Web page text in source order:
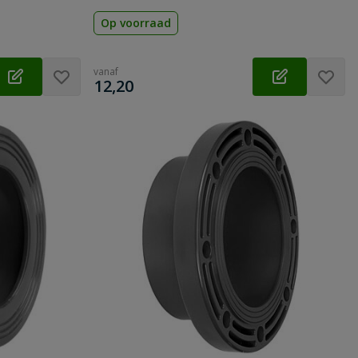
Op voorraad
vanaf
€
12,20